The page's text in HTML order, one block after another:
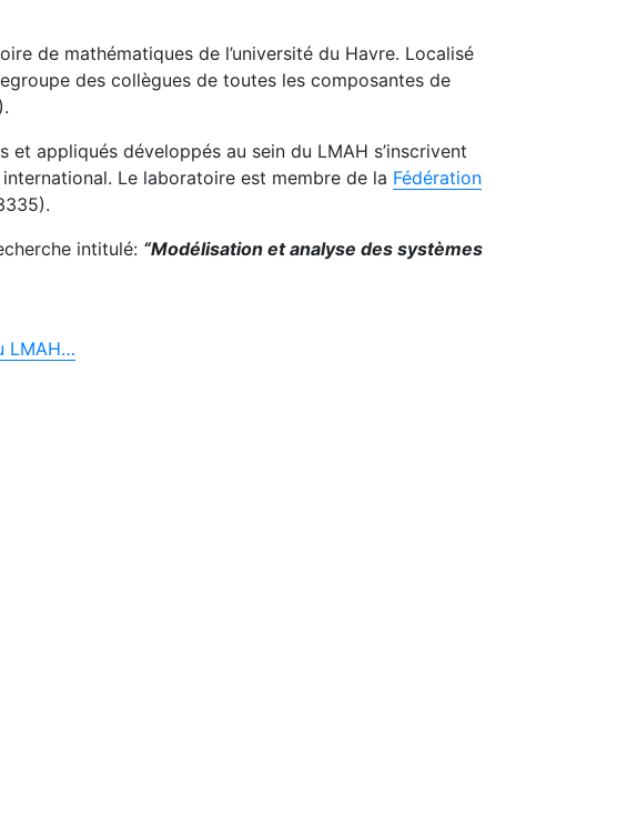
de mathématiques de l’université du Havre. Localisé
des collègues de toutes les composantes de
et appliqués développés au sein du LMAH s’inscrivent
Le laboratoire est membre de la Fédération
intitulé: “Modélisation et analyse des systèmes
LMAH…